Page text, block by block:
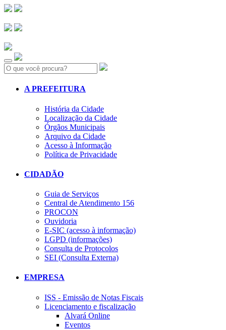
Search:
A PREFEITURA
História da Cidade
Localização da Cidade
Órgãos Municipais
Arquivo da Cidade
Acesso à Informação
Política de Privacidade
CIDADÃO
Guia de Serviços
Central de Atendimento 156
PROCON
Ouvidoria
E-SIC (acesso à informação)
LGPD (informações)
Consulta de Protocolos
SEI (Consulta Externa)
EMPRESA
ISS - Emissão de Notas Fiscais
Licenciamento e fiscalização
Alvará Online
Eventos